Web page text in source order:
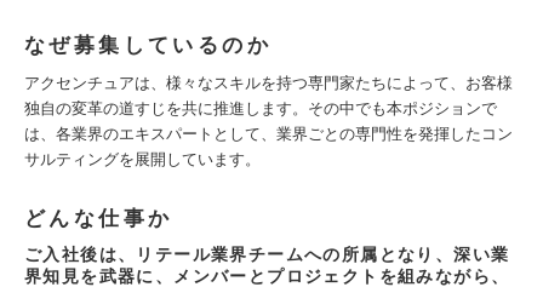
なぜ募集しているのか
アクセンチュアは、様々なスキルを持つ専門家たちによって、お客様
独自の変革の道すじを共に推進します。その中でも本ポジションで
は、各業界のエキスパートとして、業界ごとの専門性を発揮したコン
サルティングを展開しています。
どんな仕事か
ご入社後は、リテール業界チームへの所属となり、深い業
界知見を武器に、メンバーとプロジェクトを組みながら、